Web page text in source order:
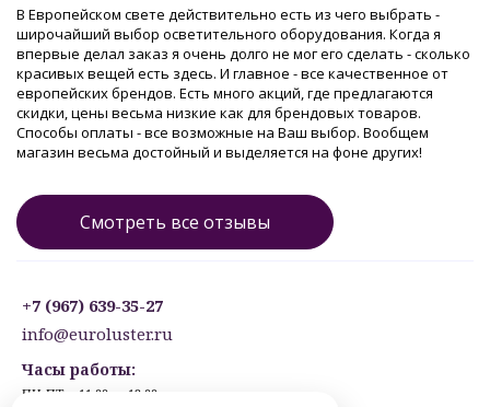
В Европейском свете действительно есть из чего выбрать -
широчайший выбор осветительного оборудования. Когда я
впервые делал заказ я очень долго не мог его сделать - сколько
красивых вещей есть здесь. И главное - все качественное от
европейских брендов. Есть много акций, где предлагаются
скидки, цены весьма низкие как для брендовых товаров.
Способы оплаты - все возможные на Ваш выбор. Вообщем
магазин весьма достойный и выделяется на фоне других!
Смотреть все отзывы
+7 (967) 639-35-27
info@euroluster.ru
Часы работы:
ПН-ПТ: с 11:00 до 19:00